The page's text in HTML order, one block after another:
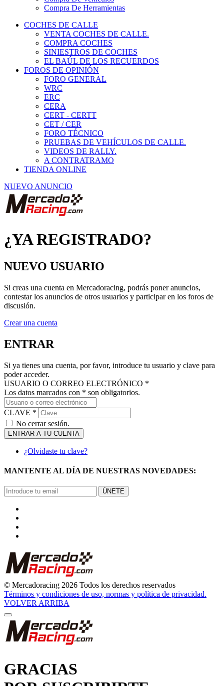
COCHES DE CALLE
VENTA COCHES DE CALLE.
COMPRA COCHES
SINIESTROS DE COCHES
EL BAÚL DE LOS RECUERDOS
FOROS DE OPINIÓN
FORO GENERAL
WRC
ERC
CERA
CERT - CERTT
CET / CER
FORO TÉCNICO
PRUEBAS DE VEHÍCULOS DE CALLE.
VIDEOS DE RALLY.
A CONTRATRAMO
TIENDA ONLINE
NUEVO ANUNCIO
contestar los anuncios de otros usuarios y participar en los foros de
discusión.
Crear una cuenta
poder acceder.
USUARIO O CORREO ELECTRÓNICO *
Los datos marcados con * son obligatorios.
CLAVE *
No cerrar sesión.
ENTRAR A TU CUENTA
¿Olvidaste tu clave?
MANTENTE AL DÍA DE NUESTRAS NOVEDADES:
© Mercadoracing 2026 Todos los derechos reservados
Términos y condiciones de uso, normas y política de privacidad.
VOLVER ARRIBA
POR SUSCRIBIRTE